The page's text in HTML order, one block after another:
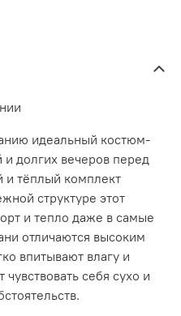
идеальный костюм-
долгих вечеров перед
тёплый комплект
структуре этот
и тепло даже в самые
отличаются высоким
впитывают влагу и
чувствовать себя сухо и